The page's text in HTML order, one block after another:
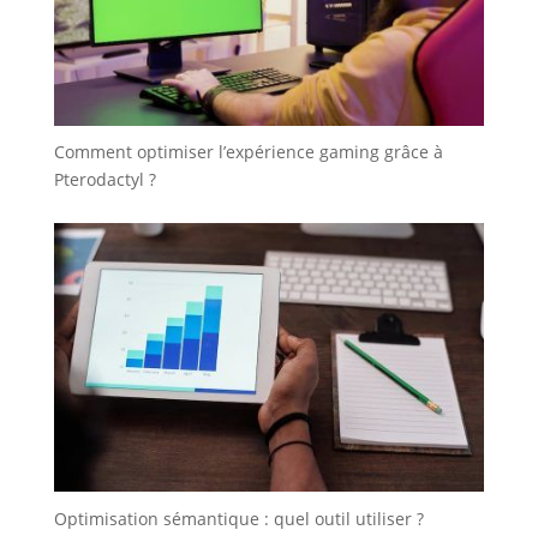
Comment optimiser l’expérience gaming grâce à
Pterodactyl ?
Optimisation sémantique : quel outil utiliser ?